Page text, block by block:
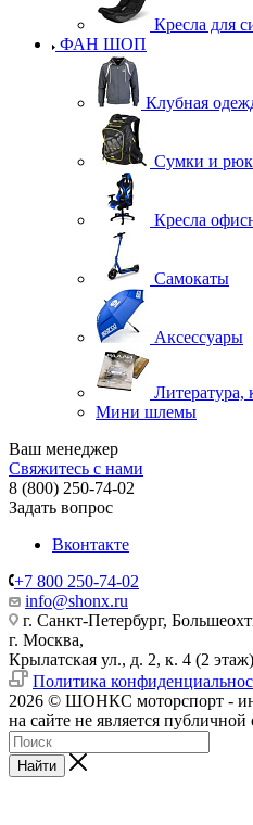
Кресла для
ФАН ШОП
Клубная
Сумки и
Кресла
Самокаты
Аксессуары
Литература,
Мини шлемы
Ваш менеджер
Свяжитесь с нами
8 (800) 250-74-02
Задать вопрос
Вконтакте
+7 800 250-74-02
info@shonx.ru
г. Санкт-Петербург,
г. Москва,
Крылатская ул., д. 2, к. 4 (2 этаж)
Политика
2026 © ШОНКС моторспорт -
на сайте не является публичной
Найти